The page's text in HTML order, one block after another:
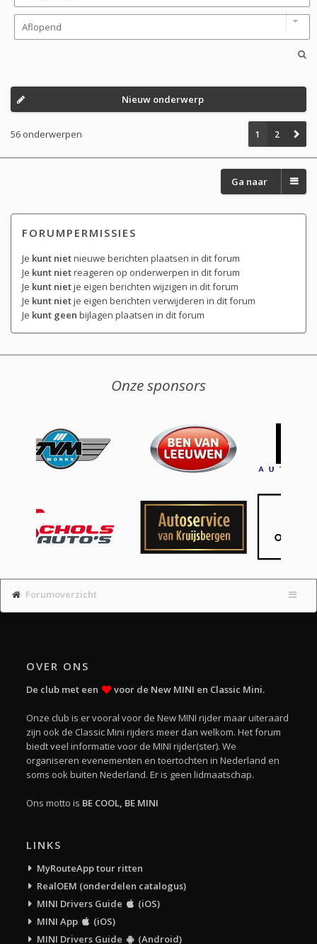
Nieuw onderwerp
56 onderwerpen 1 2
Ga naar
FORUMPERMISSIES
Je kunt nietnieuwe berichten plaatsen in dit forum
Je kunt nietreageren op onderwerpen in dit forum
Je kunt nietje eigen berichten wijzigen in dit forum
Je kunt nietje eigen berichten verwijderen in dit forum
Je kunt geen bijlagen plaatsen in dit forum
Onze sponsors
Forumoverzicht
OVER ONS
De club met een voor de New MINI en Classic Mini.
Onze club is er vooral voor de New MINI rijder maar uiteraard
zijn ook de Classic Mini rijders meer dan welkom. Het forum
biedt veel informatie voor de MINI rijder(ster). We
organiseren evenementen en toertochten in Nederland en
soms ook buiten Nederland. Er is geen lidmaatschap.
Ons motto is BE COOL, BE MINI
LINKS
MyRouteApp tour ritten
RealOEM (onderdelen catalogus)
MINI Drivers Guide
(iOS)
MINI App
(iOS)
MINI Drivers Guide
(Android)